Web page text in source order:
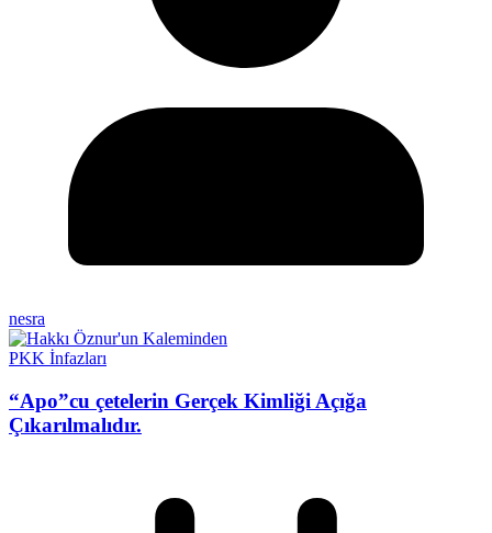
nesra
PKK İnfazları
“Apo”cu çetelerin Gerçek Kimliği Açığa
Çıkarılmalıdır.